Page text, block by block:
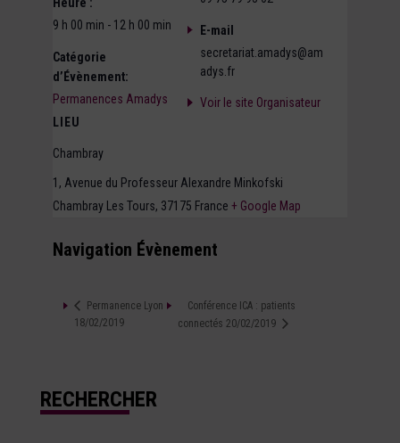
9 h 00 min - 12 h 00 min
Catégorie
d’Évènement:
Permanences Amadys
LIEU
Chambray
1, Avenue du Professeur Alexandre Minkofski
Chambray Les Tours, 37175 France + Google Map
E-mail
secretariat.amadys@am
adys.fr
Voir le site Organisateur
Navigation Évènement
Permanence Lyon –
18/02/2019
Conférence ICA : patients
connectés 20/02/2019
RECHERCHER